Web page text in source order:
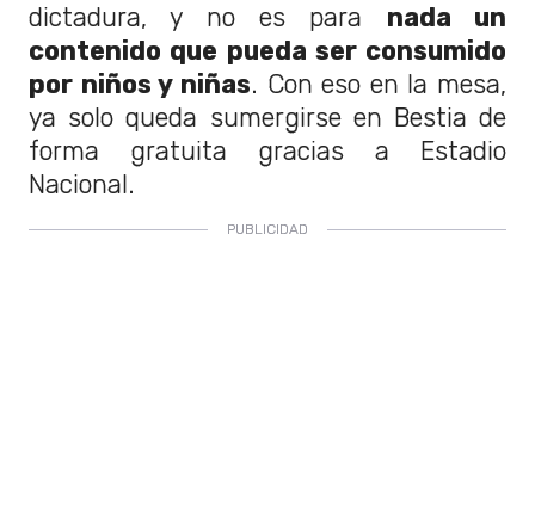
dictadura, y no es para nada un
contenido que pueda ser consumido
por niños y niñas. Con eso en la mesa,
ya solo queda sumergirse en Bestia de
forma gratuita gracias a Estadio
Nacional.